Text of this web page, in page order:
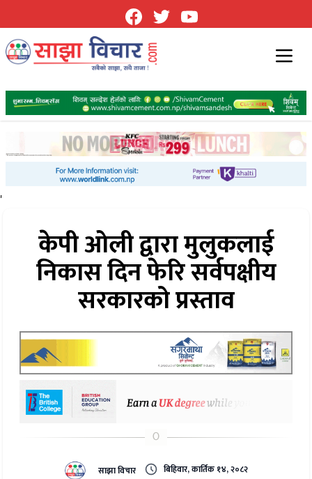
'
केपी ओली द्वारा मुलुकलाई
निकास दिन फेरि सर्वपक्षीय
सरकारको प्रस्ताव
साझा विचार बिहिवार, कार्तिक १४, २०८२